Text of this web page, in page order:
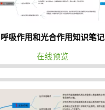
呼吸作用和光合作用知识笔记
在线预览